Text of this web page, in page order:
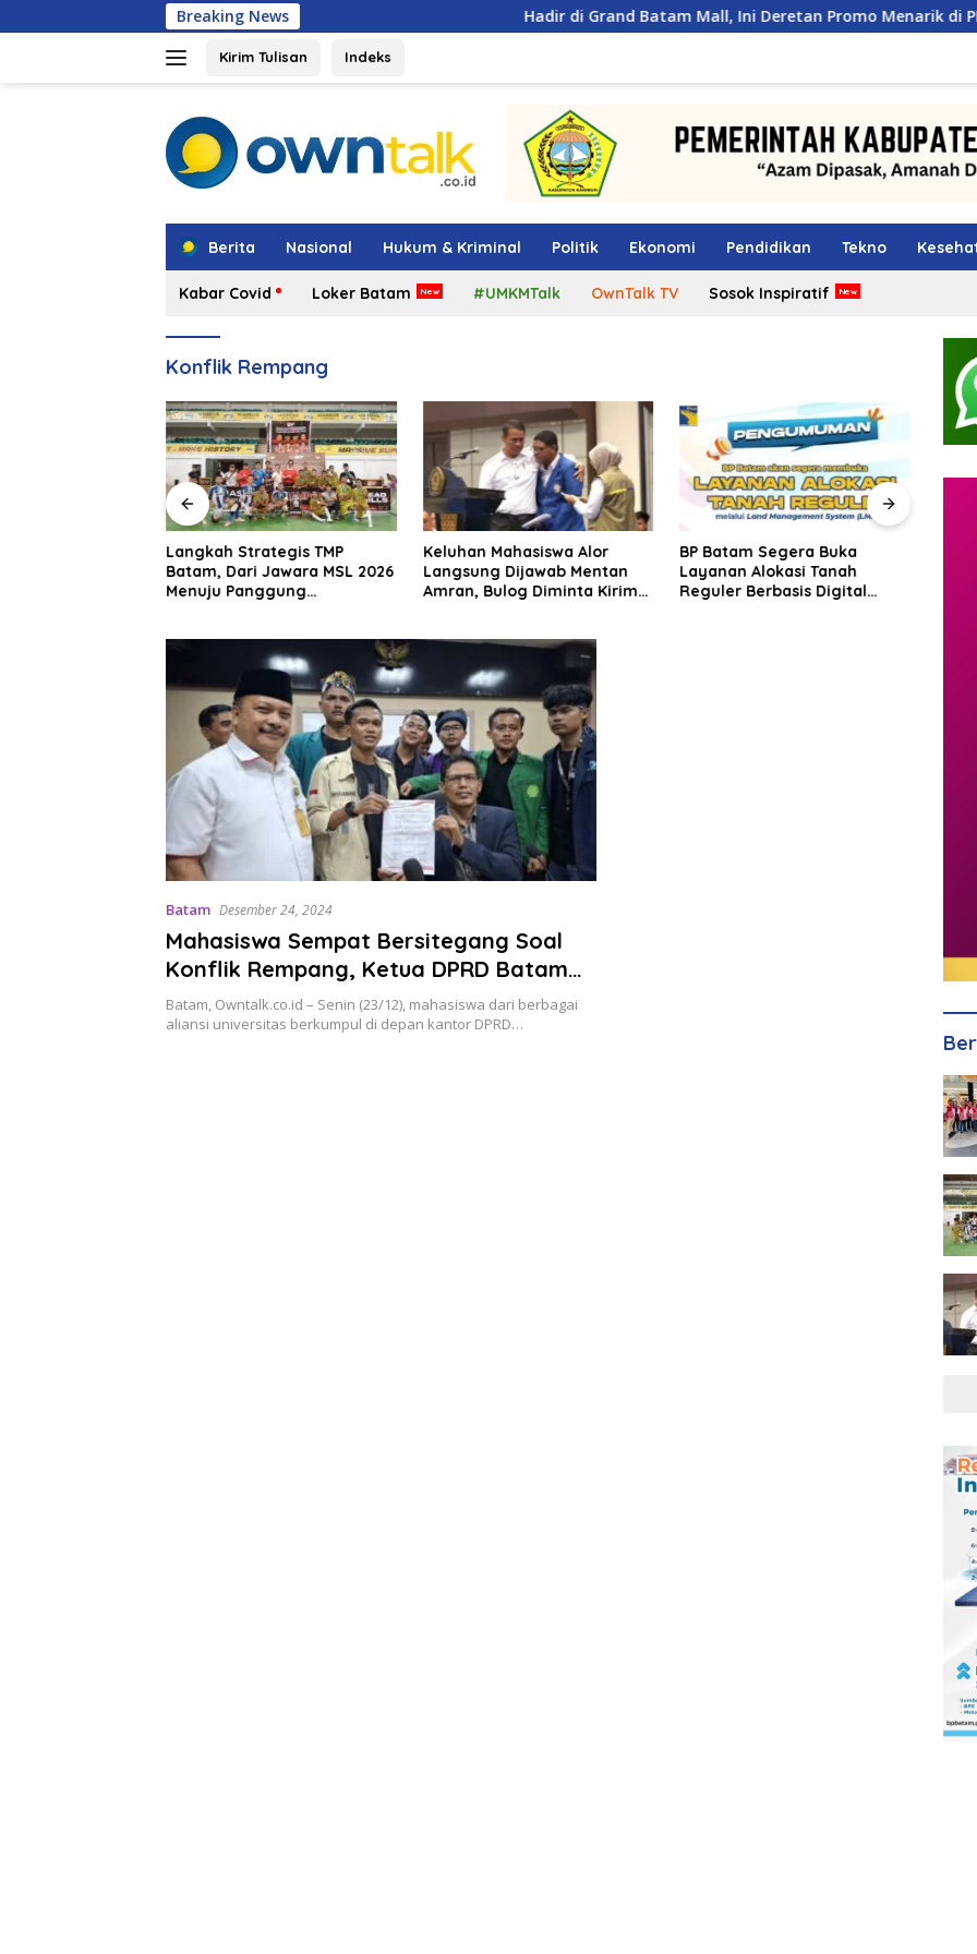
ke
Breaking News Hadir di Grand Batam Mall, Ini Deretan Promo Menarik di PKP Expo 2026
Kirim Tulisan Indeks
Berita Nasional Hukum & Kriminal Politik Ekonomi Pendidikan Tekno
Kabar Covid Loker Batam #UMKMTalk OwnTalk TV Sosok Inspiratif
Konflik Rempang
Langkah Strategis TMP
Batam, Dari Jawara MSL 2026
Menuju Panggung
Keluhan Mahasiswa Alor
Langsung Dijawab Mentan
Amran, Bulog Diminta Kirim
BP Batam Segera Buka
Layanan Alokasi Tanah
Reguler Berbasis Digital
Batam Desember 24, 2024
Mahasiswa Sempat Bersitegang Soal
Konflik Rempang, Ketua DPRD Batam
Tandatangani 6 Poin Ini
Batam, Owntalk.co.id – Senin (23/12), mahasiswa dari berbagai
aliansi universitas berkumpul di depan kantor DPRD…